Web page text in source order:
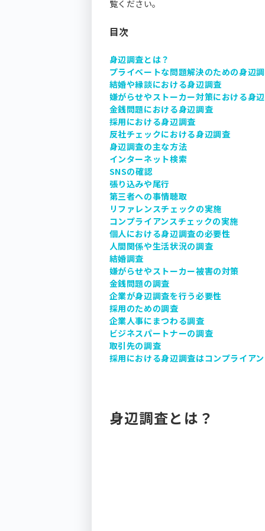
覧ください。
目次
身辺調査とは？
プライベートな問題解決のための身辺
結婚や縁談における身辺調査
嫌がらせやストーカー対策における身
金銭問題における身辺調査
採用における身辺調査
反社チェックにおける身辺調査
身辺調査の主な方法
インターネット検索
SNSの確認
張り込みや尾行
第三者への事情聴取
リファレンスチェックの実施
コンプライアンスチェックの実施
個人における身辺調査の必要性
人間関係や生活状況の調査
結婚調査
嫌がらせやストーカー被害の対策
金銭問題の調査
企業が身辺調査を行う必要性
採用のための調査
企業人事にまつわる調査
ビジネスパートナーの調査
取引先の調査
採用における身辺調査はコンプライア
身辺調査とは？